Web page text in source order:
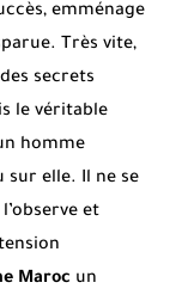
emménage
Très vite,
secrets
le véritable
homme
sur elle. Il ne se
et
Maroc un